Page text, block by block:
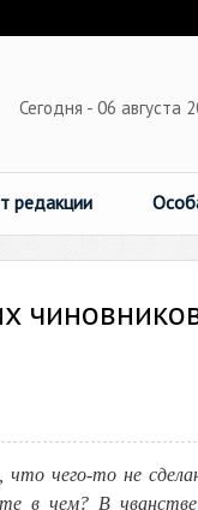
Сегодня - 06 августа
редакции
чего-то не
в чем? В